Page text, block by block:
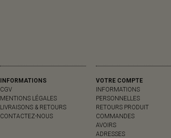
INFORMATIONS
CGV
MENTIONS LÉGALES
LIVRAISONS & RETOURS
CONTACTEZ-NOUS
VOTRE COMPTE
INFORMATIONS
PERSONNELLES
RETOURS PRODUIT
COMMANDES
AVOIRS
ADRESSES